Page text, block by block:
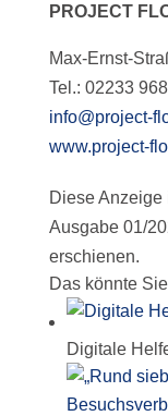
PROJECT
Max-Ernst-
Tel.: 02233
info@project-
www.project-
Diese Anzeige
Ausgabe 01/
erschienen.
Das könnte
Digitale